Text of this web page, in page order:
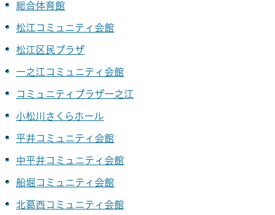
総合体育館
松江コミュニティ会館
松江区民プラザ
一之江コミュニティ会館
コミュニティプラザ一之江
小松川さくらホール
平井コミュニティ会館
中平井コミュニティ会館
船堀コミュニティ会館
北葛西コミュニティ会館